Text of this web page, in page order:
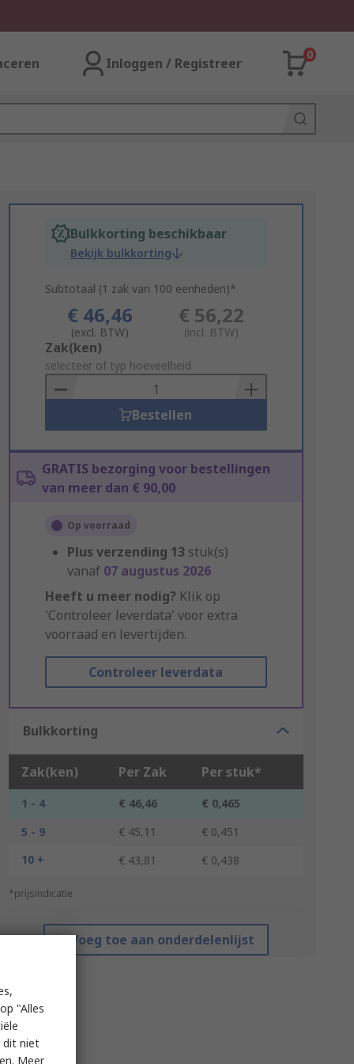
Inloggen / Registreer
0
Bulkkorting beschikbaar
Bekijk bulkkorting
Subtotaal (1 zak van 100 eenheden)*
€ 46,46
(excl. BTW)
€ 56,22
(incl. BTW)
Add
to
Basket
Zak(ken)
selecteer of typ hoeveelheid
Bestellen
GRATIS bezorging voor bestellingen
van meer dan € 90,00
Op voorraad
Plus verzending 13 stuk(s)
vanaf 07 augustus 2026
Heeft u meer nodig? Klik op
'Controleer leverdata' voor extra
voorraad en levertijden.
Controleer leverdata
Bulkkorting
Zak(ken) Per Zak Per stuk*
1 - 4 € 46,46
€ 0,465
5 - 9
€ 45,11
€ 0,451
10 +
€ 43,81 € 0,438
*prijsindicatie
Voeg toe aan onderdelenlijst
"Alles
dit niet
Meer